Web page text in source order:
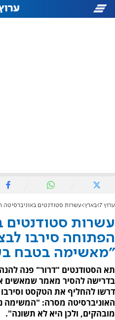
ערוץ 7 בארץ עשרות סטודנטים באוניברסיטה הפתוחה
עשרות סטודנטים
הפתוחה סירבו
"מאשימה בטבח
תא הסטודנטים "דרור" פנה
בדרישה להסיר מאמר שמאשים
דרשו להחליף את הטקסט
האוניברסיטה מסרה: "המשימה
מובהקים, ולכן היא לא תשונה".